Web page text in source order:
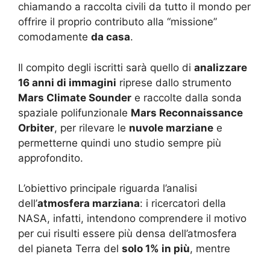
chiamando a raccolta civili da tutto il mondo per
offrire il proprio contributo alla “missione”
comodamente da casa.
Il compito degli iscritti sarà quello di analizzare
16 anni di immagini riprese dallo strumento
Mars Climate Sounder e raccolte dalla sonda
spaziale polifunzionale Mars Reconnaissance
Orbiter, per rilevare le nuvole marziane e
permetterne quindi uno studio sempre più
approfondito.
L’obiettivo principale riguarda l’analisi
dell’atmosfera marziana: i ricercatori della
NASA, infatti, intendono comprendere il motivo
per cui risulti essere più densa dell’atmosfera
del pianeta Terra del solo 1% in più, mentre